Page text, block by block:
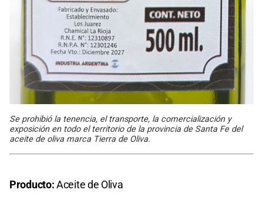
Se prohibió la tenencia, el transporte, la comercialización y
exposición en todo el territorio de la provincia de Santa Fe del
aceite de oliva marca Tierra de Oliva.
Producto:Aceite de Oliva